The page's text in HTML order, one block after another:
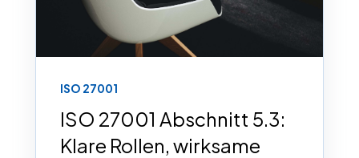
ISO 27001
ISO 27001 Abschnitt 5.3:
Klare Rollen, wirksame